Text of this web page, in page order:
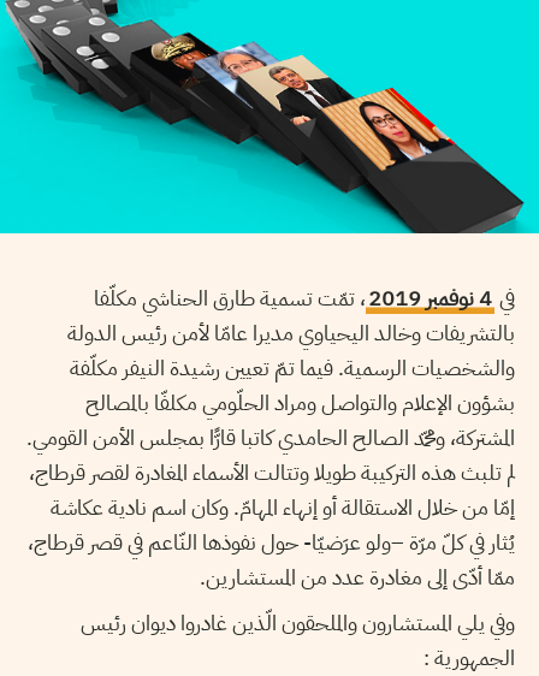
في 4 نوفمبر 2019
، تمّت تسمية طارق الحناشي مكلّفا
بالتشريفات وخالد اليحياوي مديرا عامّا لأمن رئيس الدولة
والشخصيات الرسمية. فيما تمّ تعيين رشيدة النيفر مكلّفة
بشؤون الإعلام والتواصل ومراد الحلّومي مكلفّا بالمصالح
المشتركة، ومحمّد الصالح الحامدي كاتبا قارًّا بمجلس الأمن القومي.
لم تلبث هذه التركيبة طويلا وتتالت الأسماء المغادرة لقصر قرطاج،
إمّا من خلال الاستقالة أو إنهاء المهامّ. وكان اسم نادية عكاشة
يُثار في كلّ مرّة –ولو عرَضيّا- حول نفوذها النّاعم في قصر قرطاج،
ممّا أدّى إلى مغادرة عدد من المستشارين.
وفي يلي المستشارون والملحقون الّذين غادروا ديوان رئيس
الجمهورية :